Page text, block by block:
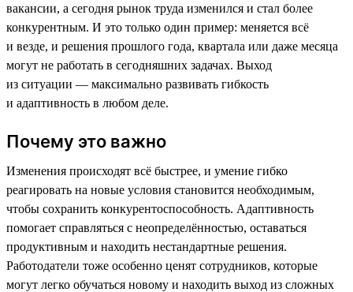
вакансии, а сегодня рынок труда изменился и стал более
конкурентным. И это только один пример: меняется всё
и везде, и решения прошлого года, квартала или даже месяца
могут не работать в сегодняшних задачах. Выход
из ситуации — максимально развивать гибкость
и адаптивность в любом деле.
Почему это важно
Изменения происходят всё быстрее, и умение гибко
реагировать на новые условия становится необходимым,
чтобы сохранить конкурентоспособность. Адаптивность
помогает справляться с неопределённостью, оставаться
продуктивным и находить нестандартные решения.
Работодатели тоже особенно ценят сотрудников, которые
могут легко обучаться новому и находить выход из сложных